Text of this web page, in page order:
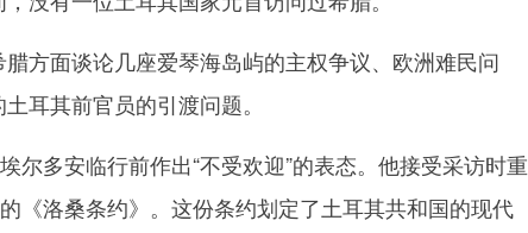
面谈论几座爱琴海岛屿的主权争议、欧洲难民问
耳其前官员的引渡问题。
多安临行前作出“不受欢迎”的表态。他接受采访时重
《洛桑条约》。这份条约划定了土耳其共和国的现代